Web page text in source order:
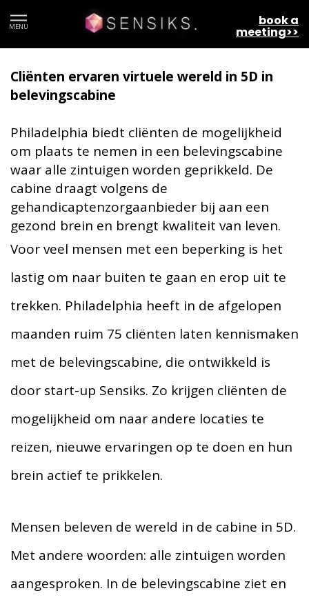
MENU book a
meeting>>
Patients experience virtual world in
5D experience booth (Dutch read)
Cliënten ervaren virtuele wereld in 5D in
belevingscabine
Philadelphia biedt cliënten de mogelijkheid
om plaats te nemen in een belevingscabine
waar alle zintuigen worden geprikkeld. De
cabine draagt volgens de
gehandicaptenzorgaanbieder bij aan een
gezond brein en brengt kwaliteit van leven.
Voor veel mensen met een beperking is het
lastig om naar buiten te gaan en erop uit te
trekken. Philadelphia heeft in de afgelopen
maanden ruim 75 cliënten laten kennismaken
met de belevingscabine, die ontwikkeld is
door start-up Sensiks. Zo krijgen cliënten de
mogelijkheid om naar andere locaties te
reizen, nieuwe ervaringen op te doen en hun
brein actief te prikkelen.
Mensen beleven de wereld in de cabine in 5D.
Met andere woorden: alle zintuigen worden
aangesproken. In de belevingscabine ziet en